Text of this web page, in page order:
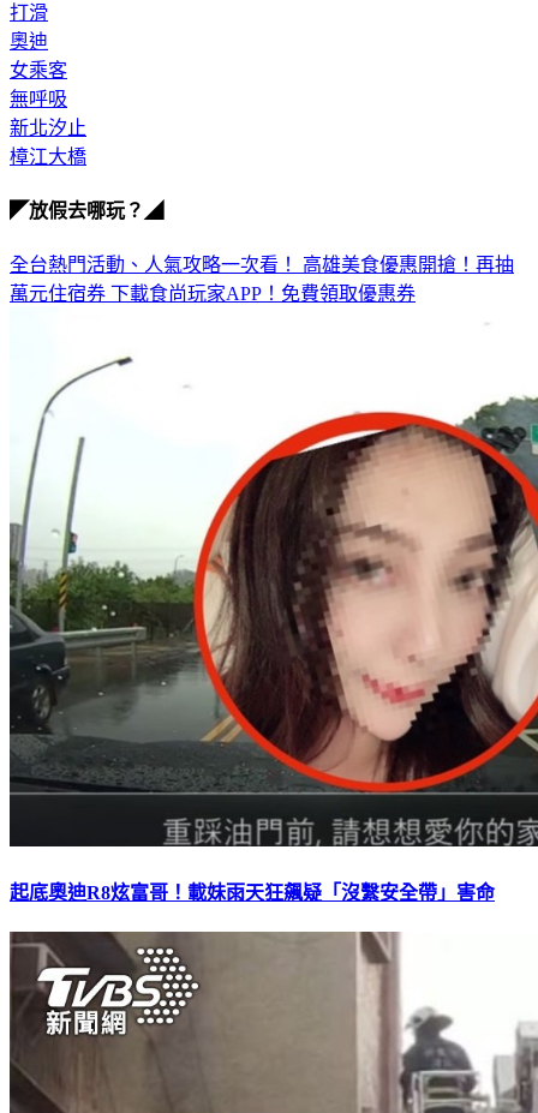
打滑
奧迪
女乘客
無呼吸
新北汐止
樟江大橋
◤放假去哪玩？◢
全台熱門活動、人氣攻略一次看！ 高雄美食優惠開搶！再抽
萬元住宿券 下載食尚玩家APP！免費領取優惠券
起底奧迪R8炫富哥！載妹雨天狂飆疑「沒繫安全帶」害命